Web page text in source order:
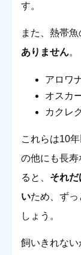
す。
また、熱帯魚
ありません。
アロワ
オスカ
カクレ
これらは10
の他にも長寿
ると、 それ
いため、ず
しょう。
飼いきれな